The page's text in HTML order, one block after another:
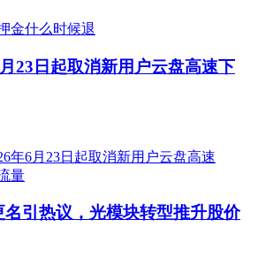
23日起取消新用户云盘高速下
引热议，光模块转型推升股价